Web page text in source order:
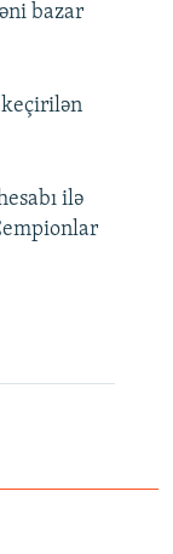
bazar
keçirilən
ilə